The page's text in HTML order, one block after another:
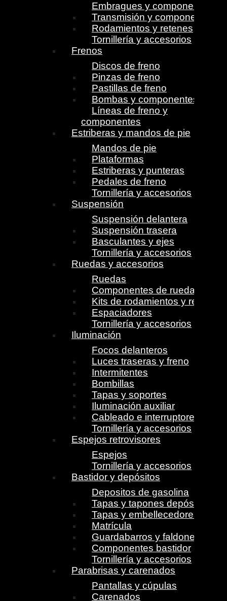
Embragues y componentes
Transmisión y componentes
Rodamientos y retenes
Tornillería y accesorios
Frenos
Discos de freno
Pinzas de freno
Pastillas de freno
Bombas y componentes
Líneas de freno y
componentes
Estriberas y mandos de pie
Mandos de pie
Plataformas
Estriberas y punteras
Pedales de freno
Tornillería y accesorios
Suspensión
Suspensión delantera
Suspensión trasera
Basculantes y ejes
Tornillería y accesorios
Ruedas y accesorios
Ruedas
Componentes de ruedas
Kits de rodamientos y retenes
Espaciadores
Tornillería y accesorios
Iluminación
Focos delanteros
Luces traseras y freno
Intermitentes
Bombillas
Tapas y soportes
Iluminación auxiliar
Cableado e interruptores
Tornillería y accesorios
Espejos retrovisores
Espejos
Tornillería y accesorios
Bastidor y depósitos
Depositos de gasolina
Tapas y tapones depósito
Tapas y embellecedores
Matrícula
Guardabarros y faldones
Componentes bastidor
Tornillería y accesorios
Parabrisas y carenados
Pantallas y cúpulas
Carenados